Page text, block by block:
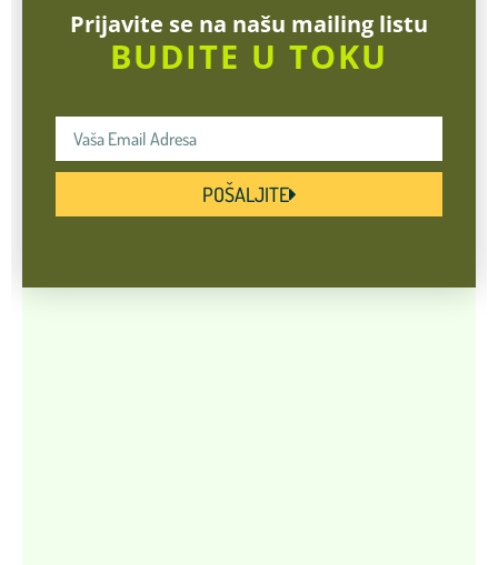
Prijavite se na našu mailing listu
BUDITE U TOKU
POŠALJITE